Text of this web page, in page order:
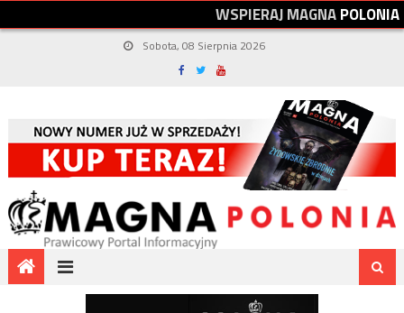
WSPIERAJMAGNAPOLONIA
Sobota, 08 Sierpnia 2026